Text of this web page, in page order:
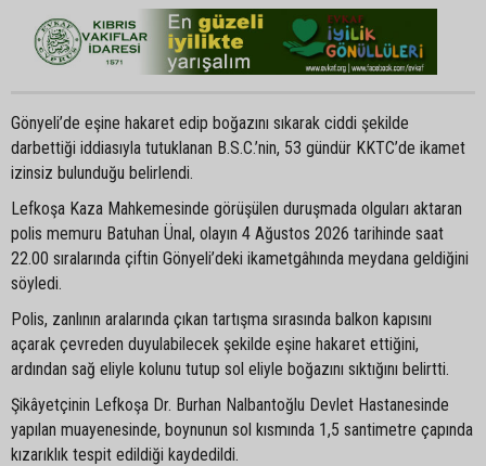
Gönyeli’de eşine hakaret edip boğazını sıkarak ciddi şekilde
darbettiği iddiasıyla tutuklanan B.S.C.’nin, 53 gündür KKTC’de ikamet
izinsiz bulunduğu belirlendi.
Lefkoşa Kaza Mahkemesinde görüşülen duruşmada olguları aktaran
polis memuru Batuhan Ünal, olayın 4 Ağustos 2026 tarihinde saat
22.00 sıralarında çiftin Gönyeli’deki ikametgâhında meydana geldiğini
söyledi.
Polis, zanlının aralarında çıkan tartışma sırasında balkon kapısını
açarak çevreden duyulabilecek şekilde eşine hakaret ettiğini,
ardından sağ eliyle kolunu tutup sol eliyle boğazını sıktığını belirtti.
Şikâyetçinin Lefkoşa Dr. Burhan Nalbantoğlu Devlet Hastanesinde
yapılan muayenesinde, boynunun sol kısmında 1,5 santimetre çapında
kızarıklık tespit edildiği kaydedildi.